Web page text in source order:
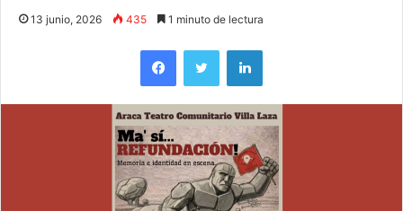
13 junio, 2026 435 1 minuto de lectura